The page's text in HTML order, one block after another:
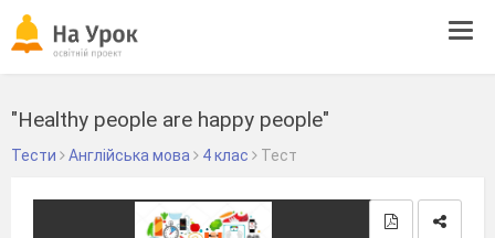
"Healthy people are happy people"
Тести Англійська мова 4 клас Тест